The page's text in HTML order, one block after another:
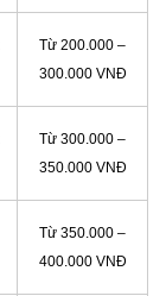
Từ 200.000 –
300.000 VNĐ
Từ 300.000 –
350.000 VNĐ
Từ 350.000 –
400.000 VNĐ